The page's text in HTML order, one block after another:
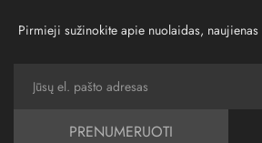
Pirmieji sužinokite apie nuolaidas,
PRENUMERUOTI